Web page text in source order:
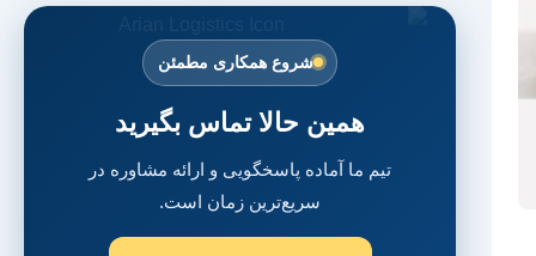
شروع همکاری مطمئن
همین حالا تماس بگیرید
تیم ما آماده پاسخگویی و ارائه مشاوره در
سریع‌ترین زمان است.